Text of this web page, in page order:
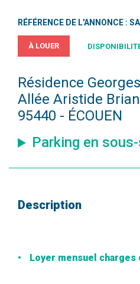
RÉFÉRENCE DE L'ANNONCE :
À LOUER
Résidence
Allée Aristide
95440 - ÉCOUEN
Parking en sous-
Description
Loyer mensuel charges